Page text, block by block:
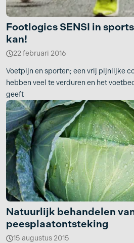
Footlogics SENSI in
kan!
22 februari 2016
Voetpijn en sporten; een vrij pijnlijke
hebben veel te verduren en het
geeft
Natuurlijk behandelen
peesplaatontsteking
15 augustus 2015